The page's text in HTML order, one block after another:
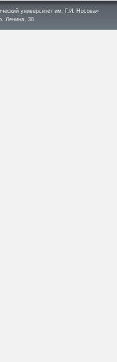
университет им. Г.И. Носова»
Ленина, 38